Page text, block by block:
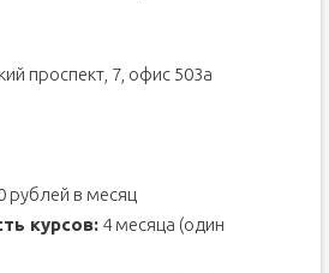
проспект, 7, офис 503а
рублей в месяц
курсов:4 месяца (один